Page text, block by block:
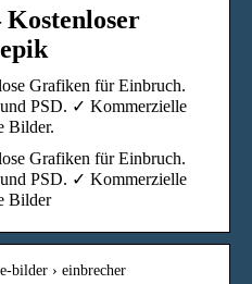
Grafiken für Einbruch.
PSD. ✓ Kommerzielle
Bilder.
Grafiken für Einbruch.
PSD. ✓ Kommerzielle
Bilder
bilder › einbrecher